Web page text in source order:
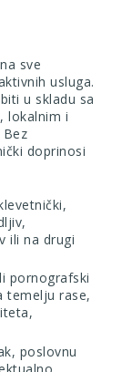
sve
usluga.
u skladu sa
lokalnim i
doprinosi
ili na drugi
pornografski
temelju rase,
poslovnu